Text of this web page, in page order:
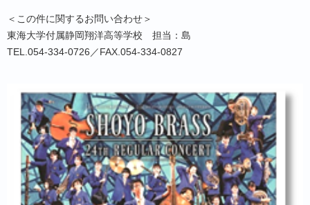
＜この件に関するお問い合わせ＞
東海大学付属静岡翔洋高等学校 担当：島
TEL.054-334-0726／FAX.054-334-0827